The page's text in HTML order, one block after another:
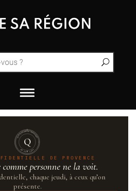
QUINTESSENCE·PROVENCE
UN·SUR·CENT
Q
DE PROVENCE
personne ne la voit.
chaque jeudi, à ceux qu’on
présente.